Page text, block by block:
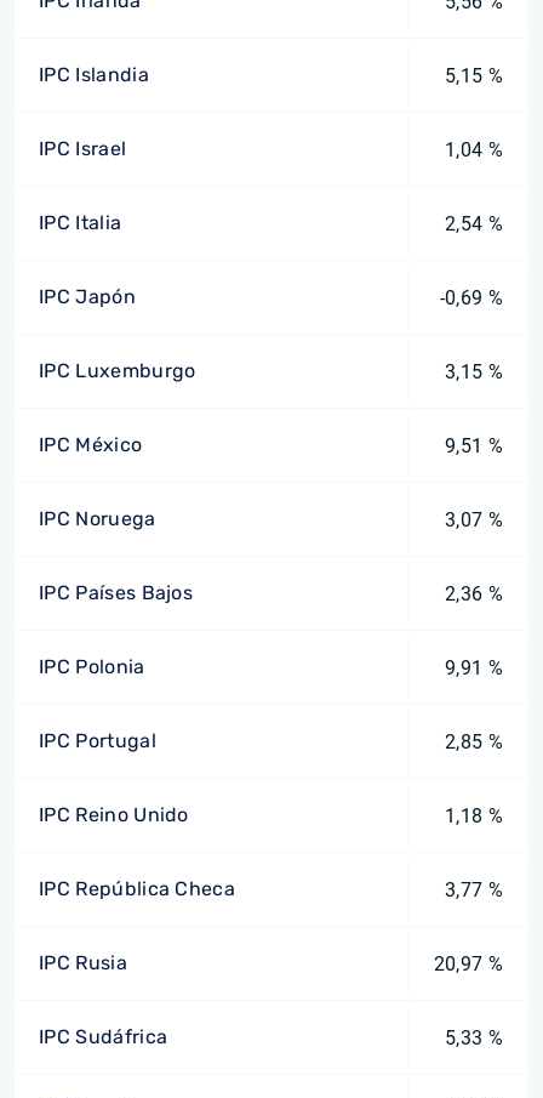
IPC Islandia 5,15 %
IPC Israel 1,04 %
IPC Italia 2,54 %
IPC Japón -0,69 %
IPC Luxemburgo 3,15 %
IPC México 9,51 %
IPC Noruega 3,07 %
IPC Países Bajos 2,36 %
IPC Polonia 9,91 %
IPC Portugal 2,85 %
IPC Reino Unido 1,18 %
IPC República Checa 3,77 %
IPC Rusia 20,97 %
IPC Sudáfrica 5,33 %